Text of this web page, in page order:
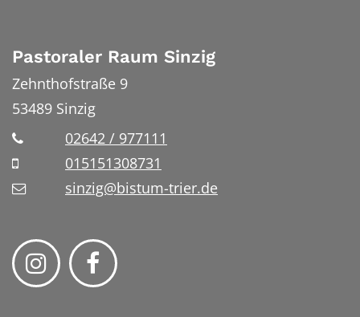
Pastoraler Raum Sinzig
Zehnthofstraße 9
53489 Sinzig
02642 / 977111
015151308731
sinzig@bistum-trier.de